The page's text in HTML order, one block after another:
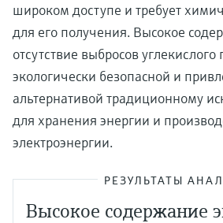
широком доступе и требует
для его получения. Высокое
отсутствие выбросов углекислого
экологически безопасной и
альтернативой традиционному
для хранения энергии и
электроэнергии.
РЕЗУЛЬТАТЫ
Высокое содержание